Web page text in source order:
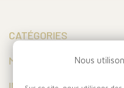
CATÉGORIES
MON COMPTE Nous